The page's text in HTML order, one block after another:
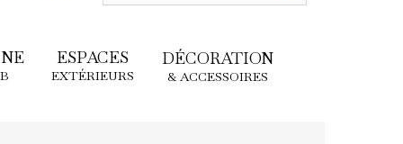
ESPACES
EXTÉRIEURS
DÉCORATION
& ACCESSOIRES